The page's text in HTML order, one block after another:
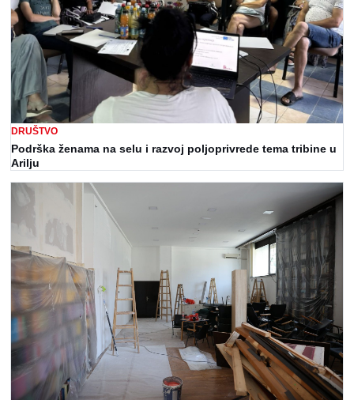
DRUŠTVO
Podrška ženama na selu i razvoj poljoprivrede tema tribine u
Arilju